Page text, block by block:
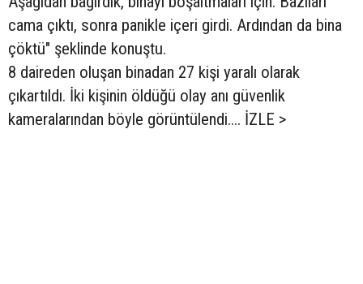
cama çıktı, sonra panikle içeri girdi. Ardından da bina
çöktü" şeklinde konuştu.
8 daireden oluşan binadan 27 kişi yaralı olarak
çıkartıldı. İki kişinin öldüğü olay anı güvenlik
kameralarından böyle görüntülendi.... İZLE >